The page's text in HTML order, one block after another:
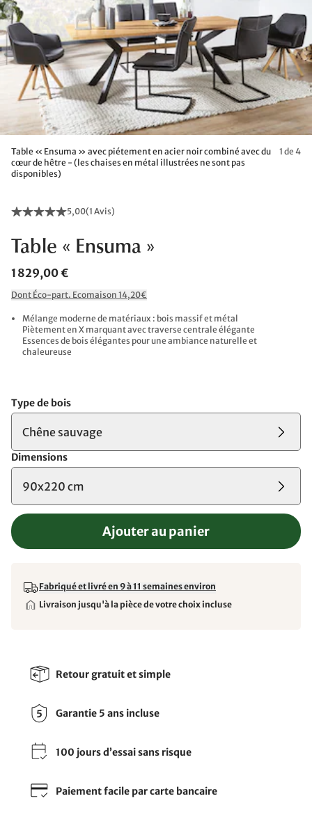
Table « Ensuma » avec piétement en acier noir combiné avec du
cœur de hêtre - (les chaises en métal illustrées ne sont pas
disponibles)
1 de 4
5,00(1 Avis)
Table « Ensuma »
1 829,00 €
Dont Éco-part. Ecomaison 14,20€
Mélange moderne de matériaux : bois massif et métal
Piètement en X marquant avec traverse centrale élégante
Essences de bois élégantes pour une ambiance naturelle et
chaleureuse
Type de bois
Chêne sauvage
Dimensions
90x220 cm
Ajouter au panier
Fabriqué et livré en 9 à 11 semaines environ
Livraison jusqu'à la pièce de votre choix incluse
Retour gratuit et simple
Garantie 5 ans incluse
100 jours d’essai sans risque
Paiement facile par carte bancaire